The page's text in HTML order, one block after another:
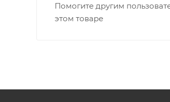
Помогите другим
этом товаре